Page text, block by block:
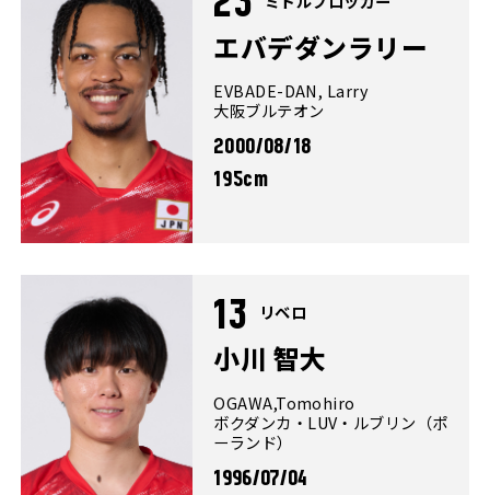
エバデダンラリー
EVBADE-DAN, Larry
大阪ブルテオン
2000/08/18
195cm
13 リベロ
小川 智大
OGAWA,Tomohiro
ボクダンカ・LUV・ルブリン（ポ
ーランド）
1996/07/04